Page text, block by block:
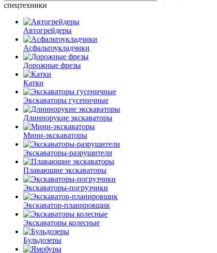
спецтехники
Автогрейдеры
Асфальто­укладчики
Дорожные фрезы
Катки
Экскаваторы гусеничные
Длиннорукие экскаваторы
Мини-экскаваторы
Экскаваторы-разрушители
Плавающие экскаваторы
Экскаваторы-погрузчики
Экскаватор-планировщик
Экскаваторы колесные
Бульдозеры